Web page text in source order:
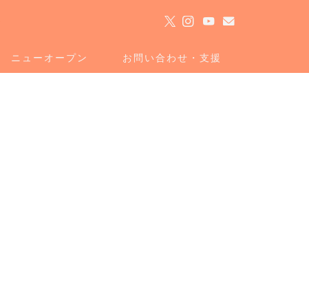
ニューオープン お問い合わせ・支援